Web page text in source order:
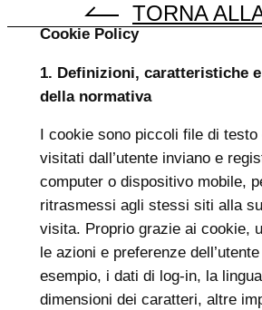
contenuto
TORNA
Cookie Policy
1. Definizioni, caratteristiche
della normativa
I cookie sono piccoli file di
visitati dall’utente inviano e
computer o dispositivo mobile,
ritrasmessi agli stessi siti alla
visita. Proprio grazie ai cookie,
le azioni e preferenze
esempio, i dati di log-in, la
dimensioni dei caratteri, altre